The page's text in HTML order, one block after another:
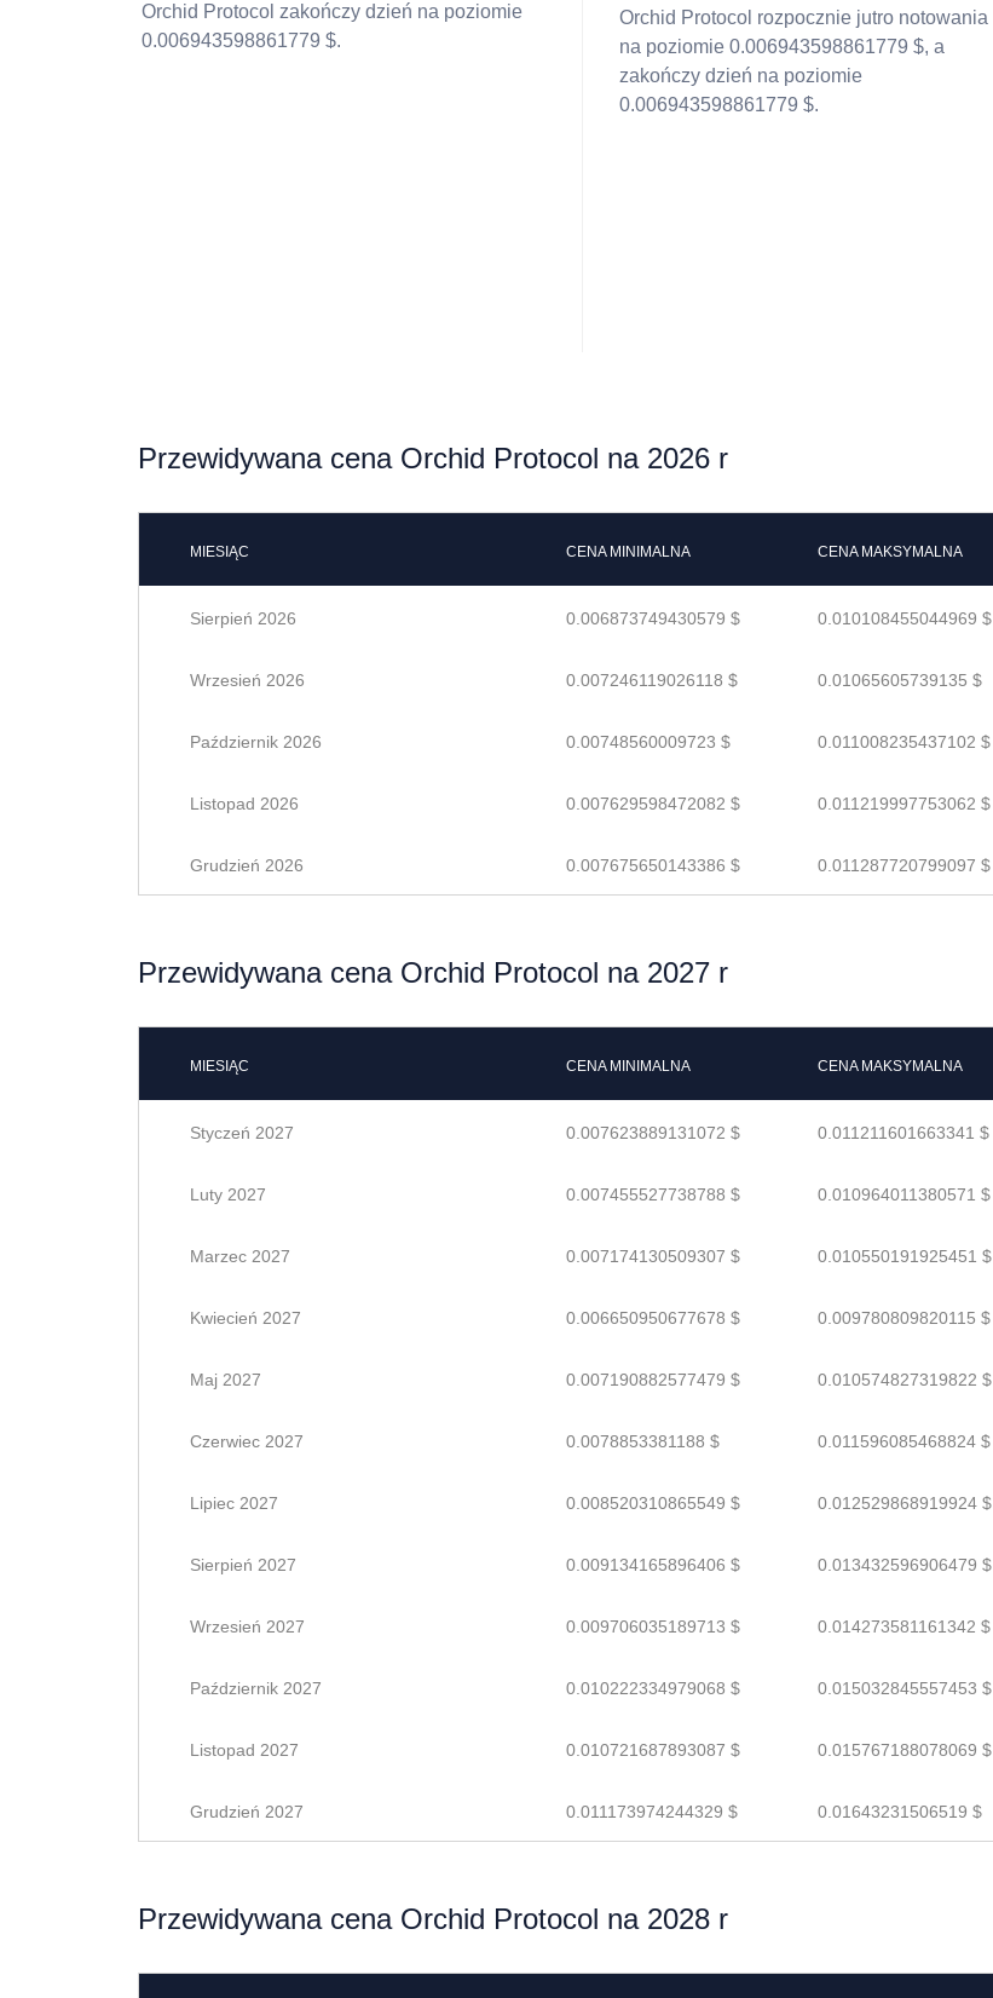
Orchid Protocol zakończy dzień na poziomie
0.006943598861779 $.
Orchid Protocol rozpocznie jutro notowania
na poziomie 0.006943598861779 $, a
zakończy dzień na poziomie
0.006943598861779 $.
Przewidywana cena Orchid Protocol na 2026 r
MIESIĄC CENA MINIMALNA CENA MAKSYMALNA
Sierpień 2026 0.006873749430579 $ 0.010108455044969 $
Wrzesień 2026 0.007246119026118 $ 0.01065605739135 $
Październik 2026 0.00748560009723 $ 0.011008235437102 $
Listopad 2026 0.007629598472082 $ 0.011219997753062 $
Grudzień 2026 0.007675650143386 $ 0.011287720799097 $
Przewidywana cena Orchid Protocol na 2027 r
MIESIĄC CENA MINIMALNA CENA MAKSYMALNA
Styczeń 2027 0.007623889131072 $ 0.011211601663341 $
Luty 2027 0.007455527738788 $ 0.010964011380571 $
Marzec 2027 0.007174130509307 $ 0.010550191925451 $
Kwiecień 2027 0.006650950677678 $ 0.009780809820115 $
Maj 2027 0.007190882577479 $ 0.010574827319822 $
Czerwiec 2027 0.0078853381188 $ 0.011596085468824 $
Lipiec 2027 0.008520310865549 $ 0.012529868919924 $
Sierpień 2027 0.009134165896406 $ 0.013432596906479 $
Wrzesień 2027 0.009706035189713 $ 0.014273581161342 $
Październik 2027 0.010222334979068 $ 0.015032845557453 $
Listopad 2027 0.010721687893087 $ 0.015767188078069 $
Grudzień 2027 0.011173974244329 $ 0.01643231506519 $
Przewidywana cena Orchid Protocol na 2028 r